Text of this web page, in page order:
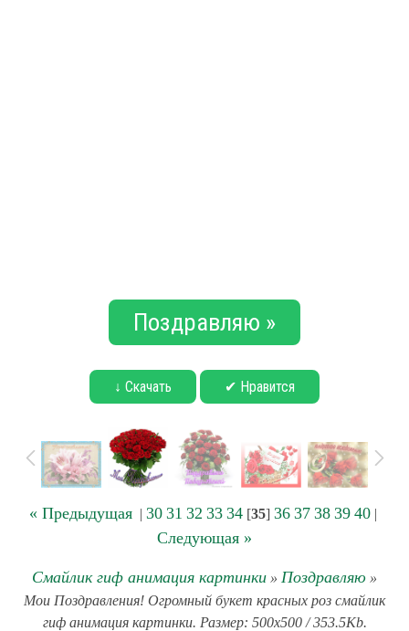
Поздравляю »
↓ Скачать ✔ Нравится
« Предыдущая| 30 31 32 33 34[35] 36 37 38 39 40|
Следующая »
Смайлик гиф анимация картинки » Поздравляю »
Мои Поздравления! Огромный букет красных роз смайлик
гиф анимация картинки. Размер: 500x500 / 353.5Kb.